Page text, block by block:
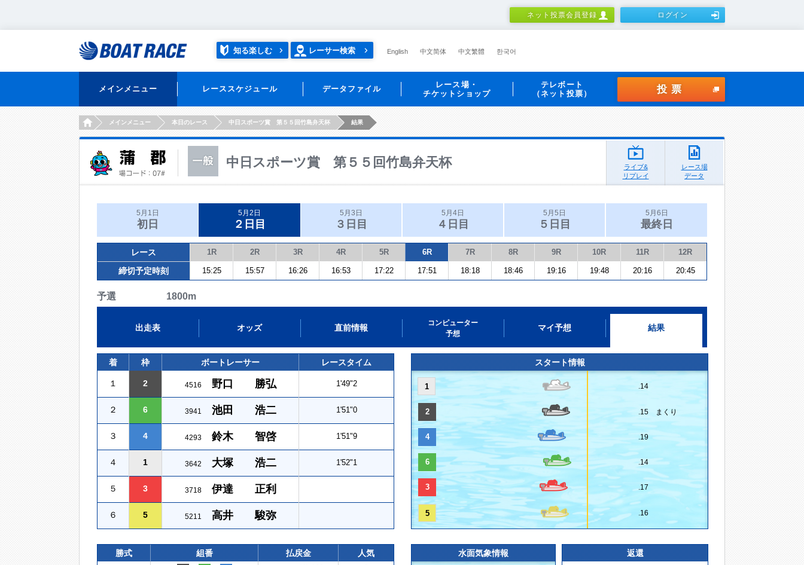
ネット投票会員登録 ログイン
知る楽しむ レーサー検索 English 中文简体 中文繁體 한국어
メインメニュー レーススケジュール データファイル
レース場・
チケットショップ
テレボート
（ネット投票）
投票
HOMEメインメニュー 本日のレース 中日スポーツ賞 第５５回竹島弁天杯 結果
中日スポーツ賞 第５５回竹島弁天杯
ライブ&
リプレイ
レース場
データ
5月1日
初日
5月2日
２日目
5月3日
３日目
5月4日
４日目
5月5日
５日目
5月6日
最終日
レース 1R 2R 3R 4R 5R 6R 7R 8R 9R 10R 11R 12R
締切予定時刻 15:25 15:57 16:26 16:53 17:22 17:51 18:18 18:46 19:16 19:48 20:16 20:45
予選 1800m
出走表 オッズ 直前情報
コンピューター
予想
マイ予想 結果
着 枠 ボートレーサー レースタイム
１ 2 4516 野口 勝弘 1'49"2
２ 6 3941 池田 浩二 1'51"0
３ 4 4293 鈴木 智啓 1'51"9
４ 1 3642 大塚 浩二 1'52"1
５ 3 3718 伊達 正利
６ 5 5211 高井 駿弥
スタート情報
1 .14
2 .15 まくり
4 .19
6 .14
3 .17
5 .16
勝式 組番 払戻金 人気 水面気象情報 返還